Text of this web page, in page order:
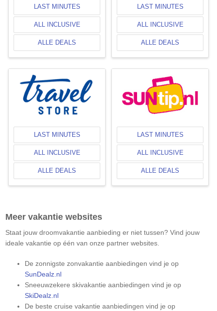
LAST MINUTES
ALL INCLUSIVE
ALLE DEALS
LAST MINUTES
ALL INCLUSIVE
ALLE DEALS
LAST MINUTES
ALL INCLUSIVE
ALLE DEALS
LAST MINUTES
ALL INCLUSIVE
ALLE DEALS
Meer vakantie websites
Staat jouw droomvakantie aanbieding er niet tussen? Vind jouw
ideale vakantie op één van onze partner websites.
De zonnigste zonvakantie aanbiedingen vind je op
SunDealz.nl
Sneeuwzekere skivakantie aanbiedingen vind je op
SkiDealz.nl
De beste cruise vakantie aanbiedingen vind je op